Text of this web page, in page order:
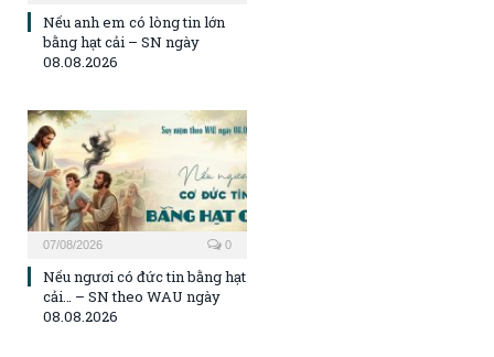
Nếu anh em có lòng tin lớn
bằng hạt cải – SN ngày
08.08.2026
07/08/2026 0
Nếu ngươi có đức tin bằng hạt
cải… – SN theo WAU ngày
08.08.2026